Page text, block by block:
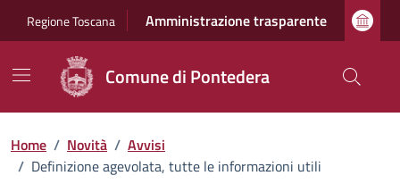
Regione Toscana Amministrazione trasparente
Comune di Pontedera
Home / Novità / Avvisi
/ Definizione agevolata, tutte le informazioni utili